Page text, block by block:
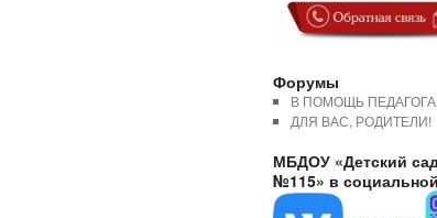
Форумы
В ПОМОЩЬ
ДЛЯ ВАС, РОДИТЕЛИ!
МБДОУ «Детский
№115» в